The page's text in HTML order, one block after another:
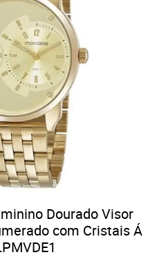
Dourado Visor
com Cristais Á